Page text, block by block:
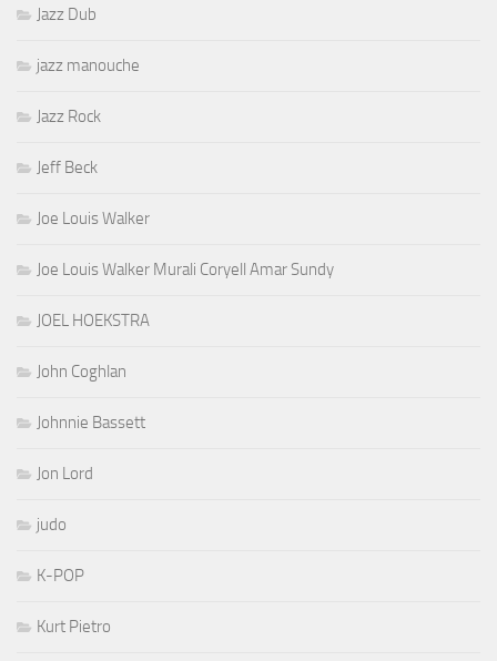
Jazz Dub
jazz manouche
Jazz Rock
Jeff Beck
Joe Louis Walker
Joe Louis Walker Murali Coryell Amar Sundy
JOEL HOEKSTRA
John Coghlan
Johnnie Bassett
Jon Lord
judo
K-POP
Kurt Pietro